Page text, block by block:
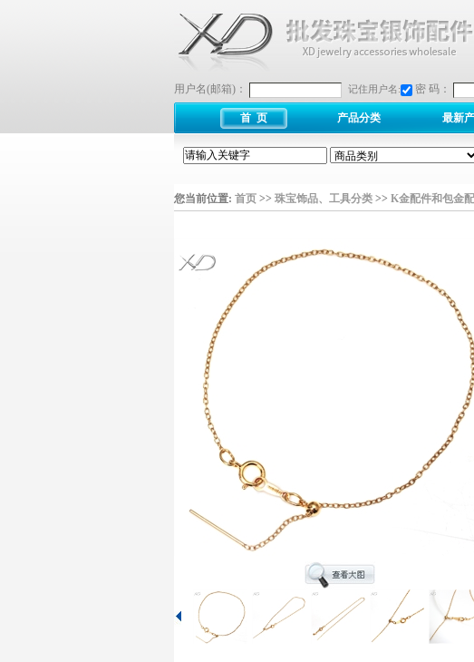
用户名(邮箱)： 记住用户名: 密 码：
首 页 产品分类 最新
您当前位置: 首页 >> 珠宝饰品、工具分类 >> K金配件和包金